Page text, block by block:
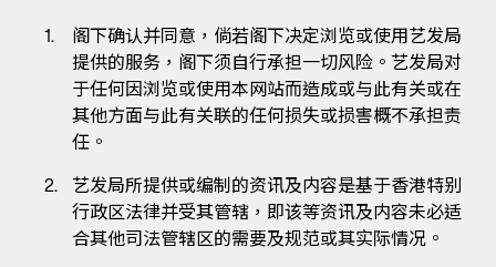
阁下确认并同意，倘若阁下决定浏览或使用艺发局
提供的服务，阁下须自行承担一切风险。艺发局对
于任何因浏览或使用本网站而造成或与此有关或在
其他方面与此有关联的任何损失或损害概不承担责
任。
艺发局所提供或编制的资讯及内容是基于香港特别
行政区法律并受其管辖，即该等资讯及内容未必适
合其他司法管辖区的需要及规范或其实际情况。